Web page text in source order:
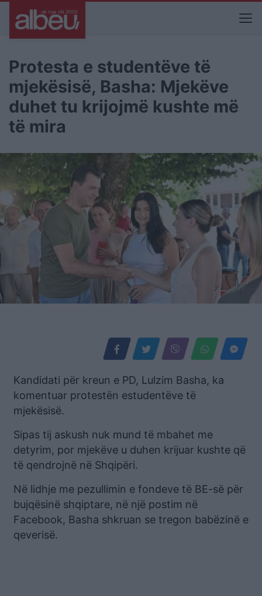
Protesta e studentëve të
mjekësisë, Basha: Mjekëve
duhet tu krijojmë kushte më
të mira
Kandidati për kreun e PD, Lulzim Basha, ka
komentuar protestën estudentëve të
mjekësisë.
Sipas tij askush nuk mund të mbahet me
detyrim, por mjekëve u duhen krijuar kushte që
të qendrojnë në Shqipëri.
Në lidhje me pezullimin e fondeve të BE-së për
bujqësinë shqiptare, në një postim në
Facebook, Basha shkruan se tregon babëzinë e
qeverisë.